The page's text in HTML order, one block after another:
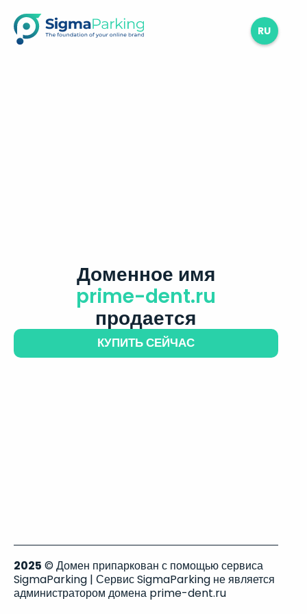
RU
Доменное имя
prime-dent.ru
продается
КУПИТЬ СЕЙЧАС
2025 © Домен припаркован с помощью сервиса
SigmaParking | Сервис SigmaParking не является
администратором домена prime-dent.ru